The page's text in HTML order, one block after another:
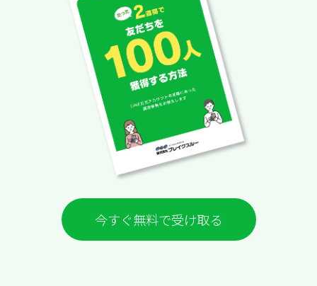
今すぐ無料で受け取る